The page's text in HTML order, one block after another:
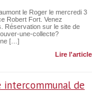
le Roger le mercredi 3
Robert Fort. Venez
Réservation sur le site de
une-collecte?
[…]
Lire l'article
intercommunal de